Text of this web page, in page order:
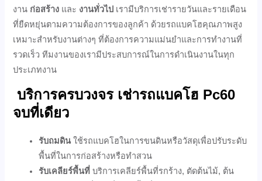
งาน ก่อสร้าง และ งานทั่วไป เรามีบริการเช่ารายวันและรายเดือน
ที่ยืดหยุ่นตามความต้องการของลูกค้า ด้วยรถแบคโฮคุณภาพสูง
เหมาะสำหรับงานต่างๆ ที่ต้องการความแม่นยำและการทำงานที่
รวดเร็ว ทีมงานของเรามีประสบการณ์ในการดำเนินงานในทุก
ประเภทงาน
บริการครบวงจร เช่ารถแบคโฮ Pc60
จบที่เดียว
รับถมดินใช้รถแบคโฮในการขนดินหรือวัสดุเพื่อปรับระดับ
พื้นที่ในการก่อสร้างหรือทำสวน
รับเคลียร์พื้นที่บริการเคลียร์พื้นที่รกร้าง, ตัดต้นไม้, ต้น